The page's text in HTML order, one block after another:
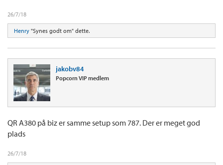
26/7/18
Henry "Synes godt om" dette.
jakobv84
Popcorn VIP medlem
QR A380 på biz er samme setup som 787. Der er meget god
plads
26/7/18